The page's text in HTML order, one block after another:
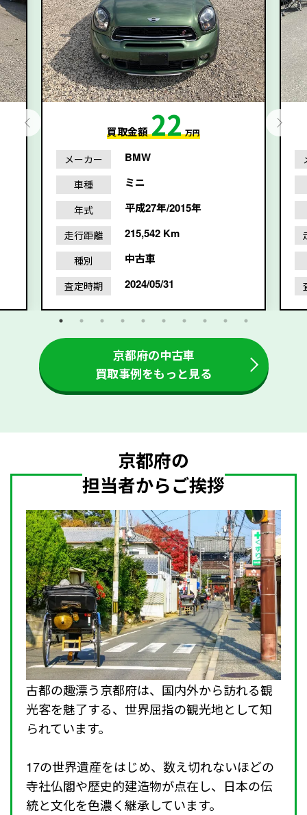
買取金額22 万円
メーカー BMW
車種 ミニ
年式 平成27年/2015年
走行距離 215,542 Km
種別 中古車
査定時期 2024/05/31
京都府の中古車
買取事例をもっと見る
京都府の
担当者からご挨拶
古都の趣漂う京都府は、国内外から訪れる観
光客を魅了する、世界屈指の観光地として知
られています。
17の世界遺産をはじめ、数え切れないほどの
寺社仏閣や歴史的建造物が点在し、日本の伝
統と文化を色濃く継承しています。